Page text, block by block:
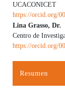
UCACONICET
https://orcid.org/
Lina Grasso, Dr.
Centro de
https://orcid.org/
Resumen